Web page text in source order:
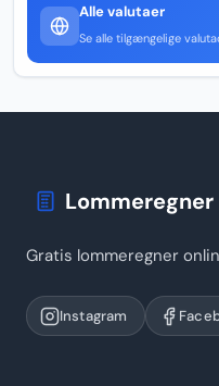
Alle valutaer
Se alle tilgængelige
Lommeregner
Gratis lommeregner
Instagram